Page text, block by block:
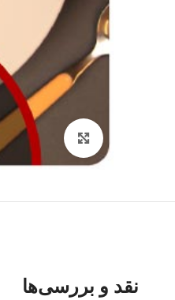
to enlarge
نقد و بررسی‌ها